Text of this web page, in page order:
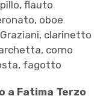
flauto
oboe
clarinetto
corno
fagotto
a Fatima Terzo